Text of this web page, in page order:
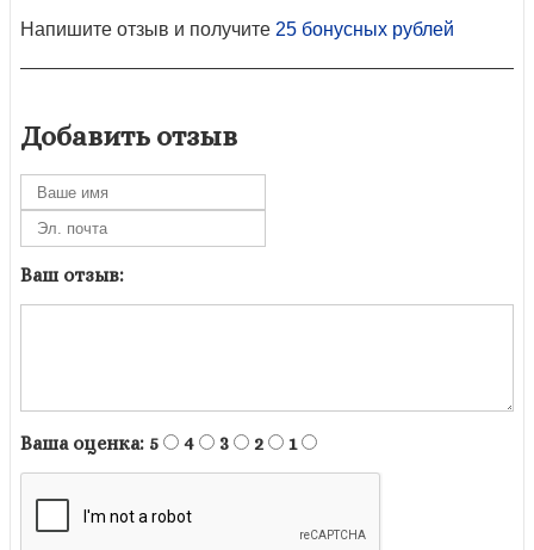
Напишите отзыв и получите 25 бонусных рублей
Добавить отзыв
Ваш отзыв:
Ваша оценка: 5 4 3 2 1